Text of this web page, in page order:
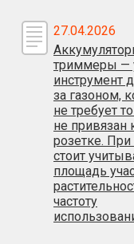
27.04.2026
триммеры —
инструмент
за газоном,
не требует
не привязан
розетке.
стоит
площадь
частоту